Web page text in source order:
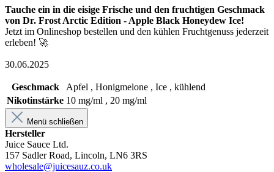
Tauche ein in die eisige Frische und den fruchtigen Geschmack
von Dr. Frost Arctic Edition - Apple Black Honeydew Ice!
Jetzt im Onlineshop bestellen und den kühlen Fruchtgenuss jederzeit
erleben! 🚀
30.06.2025
Geschmack
Apfel , Honigmelone , Ice , kühlend
Nikotinstärke 10 mg/ml , 20 mg/ml
Menü schließen
Hersteller
Juice Sauce Ltd.
157 Sadler Road, Lincoln, LN6 3RS
wholesale@juicesauz.co.uk